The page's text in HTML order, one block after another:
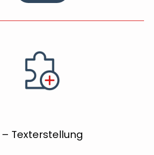
– Texterstellung